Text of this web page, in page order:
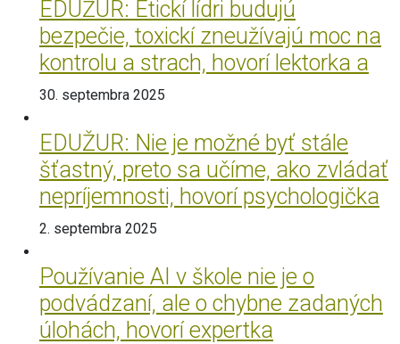
EDUŽUR: Etickí lídri budujú
bezpečie, toxickí zneužívajú moc na
kontrolu a strach, hovorí lektorka a
30. septembra 2025
EDUŽUR: Nie je možné byť stále
šťastný, preto sa učíme, ako zvládať
nepríjemnosti, hovorí psychologička
2. septembra 2025
Používanie AI v škole nie je o
podvádzaní, ale o chybne zadaných
úlohách, hovorí expertka